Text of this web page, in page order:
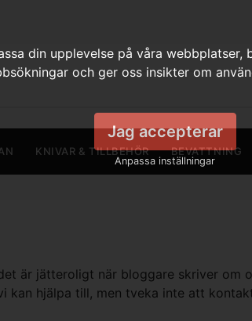
KNIVAR & TILLBEHÖR BEVATTNING
är jätteroligt när bloggare skriver
kan hjälpa till, men tveka inte att
din upplevelse på våra
och ger oss insikter om
Jag accepterar
Anpassa inställningar